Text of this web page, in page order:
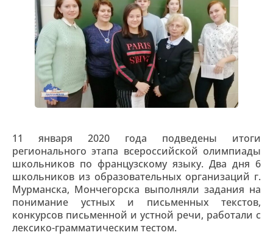
11 января 2020 года подведены итоги
регионального этапа всероссийской олимпиады
школьников по французскому языку. Два дня 6
школьников из образовательных организаций г.
Мурманска, Мончегорска выполняли задания на
понимание устных и письменных текстов,
конкурсов письменной и устной речи, работали с
лексико-грамматическим тестом.